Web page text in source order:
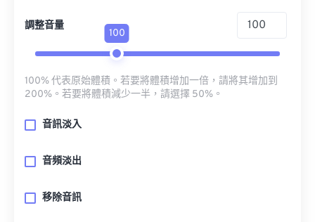
調整音量
100
100% 代表原始體積。若要將體積增加一倍，請將其增加到
200%。若要將體積減少一半，請選擇 50%。
音訊淡入
音頻淡出
移除音訊